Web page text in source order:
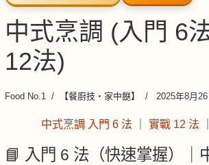
中式烹調 (入門 6
12法)
Food No.1 【餐廚技・家中餸】 2025年8月26
中式烹調 入門 6 法 實戰 12 法
📘 入門 6 法（快速掌握）｜